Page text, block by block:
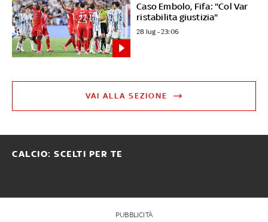
Caso Embolo, Fifa: "Col Var
ristabilita giustizia"
28 lug - 23:06
VAI ALLA SEZIONE
CALCIO: SCELTI PER TE
PUBBLICITÀ